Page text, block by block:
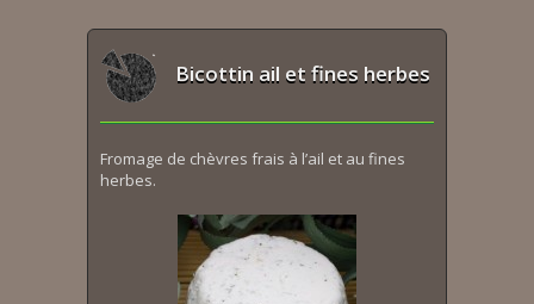
Bicottin ail et fines herbes
Fromage de chèvres frais à l’ail et au fines
herbes.